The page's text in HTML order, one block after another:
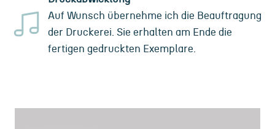
Auf Wunsch übernehme ich die Beauftragung
der Druckerei. Sie erhalten am Ende die
fertigen gedruckten Exemplare.